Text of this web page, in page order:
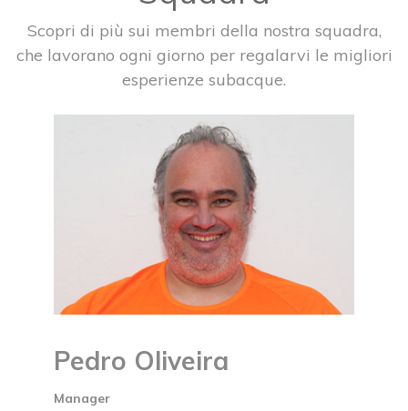
Scopri di più sui membri della nostra squadra,
che lavorano ogni giorno per regalarvi le migliori
esperienze subacque.
Pedro Oliveira
Manager